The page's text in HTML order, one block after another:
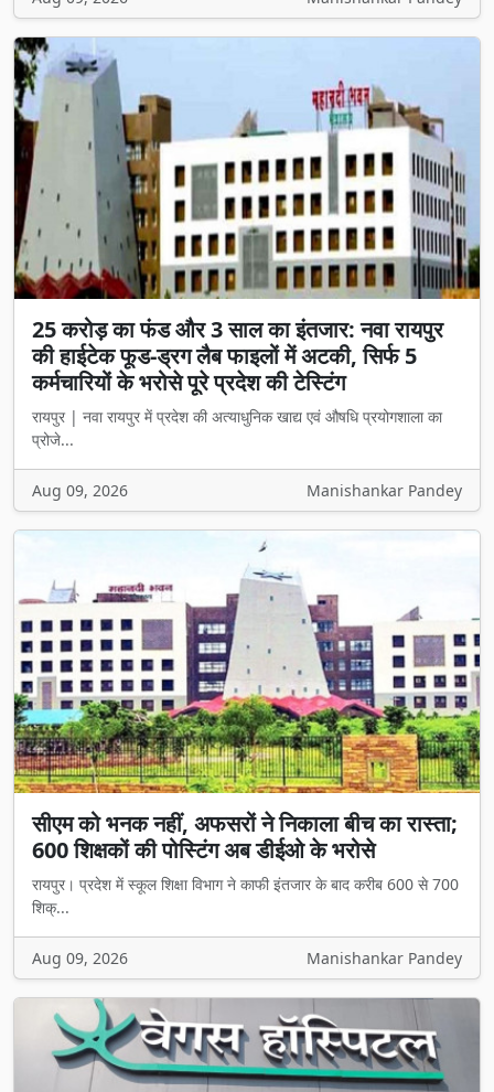
25 करोड़ का फंड और 3 साल का इंतजार: नवा रायपुर
की हाईटेक फूड-ड्रग लैब फाइलों में अटकी, सिर्फ 5
कर्मचारियों के भरोसे पूरे प्रदेश की टेस्टिंग
रायपुर | नवा रायपुर में प्रदेश की अत्याधुनिक खाद्य एवं औषधि प्रयोगशाला का
प्रोजे...
Aug 09, 2026 Manishankar Pandey
सीएम को भनक नहीं, अफसरों ने निकाला बीच का रास्ता;
600 शिक्षकों की पोस्टिंग अब डीईओ के भरोसे
रायपुर। प्रदेश में स्कूल शिक्षा विभाग ने काफी इंतजार के बाद करीब 600 से 700
शिक्...
Aug 09, 2026 Manishankar Pandey